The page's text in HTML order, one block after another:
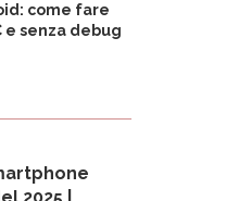
come fare
e senza debug